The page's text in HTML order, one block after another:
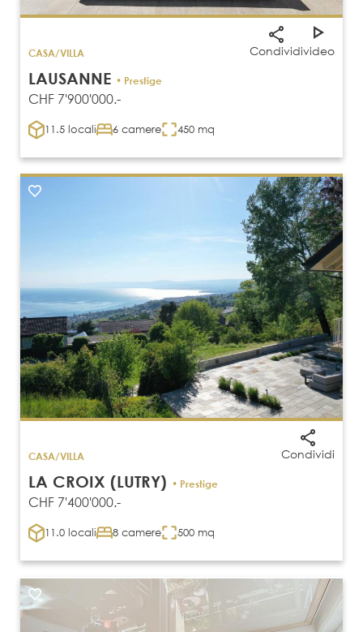
Condividivideo
CASA/VILLA
LAUSANNE • Prestige
CHF 7'900'000.-
11.5 locali 6 camere 450 mq
Condividi
CASA/VILLA
LA CROIX (LUTRY) • Prestige
CHF 7'400'000.-
11.0 locali 8 camere 500 mq